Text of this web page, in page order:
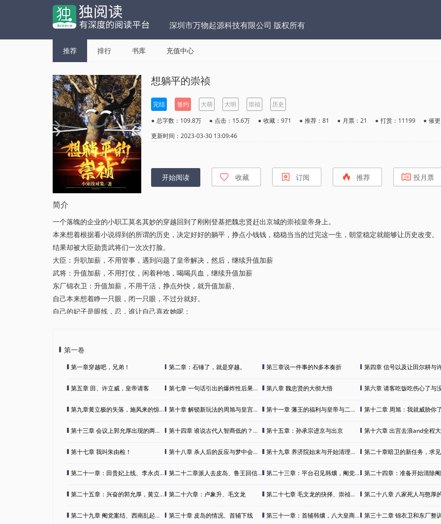
深圳市万物起源科技有限公司 版权所有
推荐 排行 书库 充值中心
想躺平的崇祯
完结 签约 大萌 大明 崇祯
历史
● 总字数：109.8万 ● 点击：15.6万 ● 收藏：971 ● 推荐：81 ● 月票：21 ● 打赏：11199 ● 催
更新时间：2023-03-30 13:09:46
开始阅读 收藏 订阅 推荐 投月票
简介
一个落魄的企业的小职工莫名其妙的穿越回到了刚刚登基把魏忠贤赶出京城的崇祯皇帝身上。
本来想着根据看小说得到的所谓的历史，决定好好的躺平，挣点小钱钱，稳稳当当的过完这一生，朝堂稳定就能够让历史改变。
结果却被大臣勋贵武将们一次次打脸。
大臣：升职加薪，不用管事，遇到问题了皇帝解决，然后，继续升值加薪
武将：升值加薪，不用打仗，闲着种地，喝喝兵血，继续升值加薪
东厂锦衣卫：升值加薪，不用干活，挣点外快，就升值加薪、
自己本来想着睁一只眼，闭一只眼，不过分就好。
自己的妃子是眼线，忍，谁让自己喜欢她呢；
锦衣卫东厂乱七八糟，忍，本来作用就不大了。
直到自己拨给陕西平乱救民的粮草无故漂没九成，派去调查此事的御史回答确属正常以后
第一卷
第一章穿越吧，兄弟！ 第二章：石锤了，就是穿越。 第三章说一件事的N多本奏折 第四章 信号以及让田尔耕与许显纯的开
第五章 田、许立威，皇帝请客 第七章 一句话引出的爆炸性后果与奏折压力转移 第八章 魏忠贤的大彻大悟 第六章 请客吃饭吃伤心了与
第九章黄立极的失落，施凤来的惊喜，都来自周旭的威胁 第十章 解锁新玩法的周旭与皇宫内职位的安排 第十一章 藩王的福利与皇帝与二位大臣的极限拉扯 第十二章 周旭：我就威胁你了和歪打
第十三章 会议上郭允厚出现的两面性 第十四章 谁说古代人智商低的？站出来，我打不死你 第十五章：孙承宗进京与出京 第十六章 出宫去浪and全程大熊
第十七章 我叫朱由检！ 第十八章 杀人后的反应与梦中会面朱由检 第十九章 养济院始末与开始清理东厂、锦衣卫 第二十章暗卫的新任务，求见的太监
第二十一章：田贵妃上线、李永贞下线 第二十二章派人去皮岛、鲁王回信以及买粮 第二十三章：平台召见韩爌，阉党覆灭倒计时 第二十四章：准备开始清除阉党、温体
第二十五章：兴奋的郭允厚，黄立极的答卷 第二十六章：卢象升、毛文龙 第二十七章 毛文龙的抉择、崇祯元年 第二十八章 八家死人与憨厚的金
第二十九章 阉党案结、西南乱起、朝堂稳定计划开始实施 第三十章 皮岛的情况、首辅下线 第三十一章：首辅韩爌，八大皇商的家产，不要脸的郭允厚 第三十二章 锦衣卫和东厂整训、御史出